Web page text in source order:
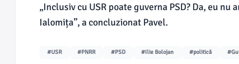
„Inclusiv cu USR poate guverna PSD? Da, eu
Ialomița”, a concluzionat Pavel.
#USR #PNRR #PSD #Ilie Bolojan #politică